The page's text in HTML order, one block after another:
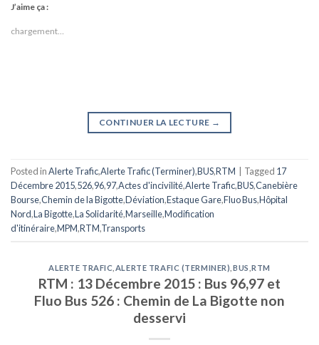
J’aime ça :
chargement…
CONTINUER LA LECTURE →
Posted inAlerte Trafic,Alerte Trafic (Terminer),BUS,RTM Tagged 17
Décembre 2015,526,96,97,Actes d'incivilité,Alerte Trafic,BUS,Canebière
Bourse,Chemin de la Bigotte,Déviation,Estaque Gare,Fluo Bus,Hôpital
Nord,La Bigotte,La Solidarité,Marseille,Modification
d'itinéraire,MPM,RTM,Transports
ALERTE TRAFIC ALERTE TRAFIC (TERMINER) BUS ,RTM
RTM : 13 Décembre 2015 : Bus 96,97 et
Fluo Bus 526 : Chemin de La Bigotte non
desservi